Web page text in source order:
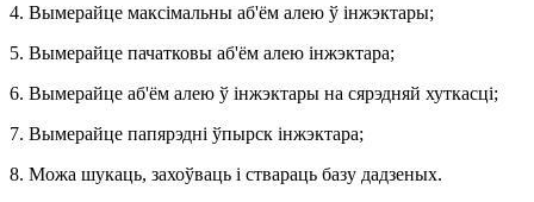
4. Вымерайце максімальны аб'ём алею ў інжэктары;
5. Вымерайце пачатковы аб'ём алею інжэктара;
6. Вымерайце аб'ём алею ў інжэктары на сярэдняй хуткасці;
7. Вымерайце папярэдні ўпырск інжэктара;
8. Можа шукаць, захоўваць і ствараць базу дадзеных.